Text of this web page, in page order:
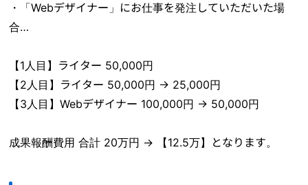
・「Webデザイナー」にお仕事を発注していただいた場
合…
【1人目】ライター 50,000円
【2人目】ライター 50,000円 → 25,000円
【3人目】Webデザイナー 100,000円 → 50,000円
成果報酬費用 合計 20万円 → 【12.5万】となります。